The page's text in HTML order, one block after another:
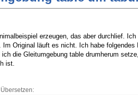
erzeugen, das aber durchlief.
Im Original läuft es nicht. Ich habe
die Gleitumgebung table drumherum
ist.